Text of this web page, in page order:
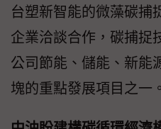
台塑新智能的微藻碳捕
企業洽談合作，碳捕捉
公司節能、儲能、新能
塊的重點發展項目之一。